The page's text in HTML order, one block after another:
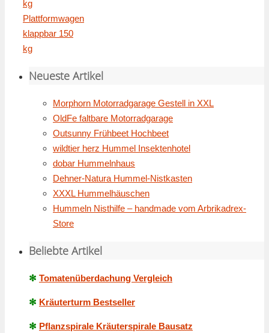
kg
Plattformwagen
klappbar 150
kg
Neueste Artikel
Morphorn Motorradgarage Gestell in XXL
OldFe faltbare Motorradgarage
Outsunny Frühbeet Hochbeet
wildtier herz Hummel Insektenhotel
dobar Hummelnhaus
Dehner-Natura Hummel-Nistkasten
XXXL Hummelhäuschen
Hummeln Nisthilfe – handmade vom Arbrikadrex-
Store
Beliebte Artikel
✻ Tomatenüberdachung Vergleich
✻ Kräuterturm Bestseller
✻ Pflanzspirale Kräuterspirale Bausatz